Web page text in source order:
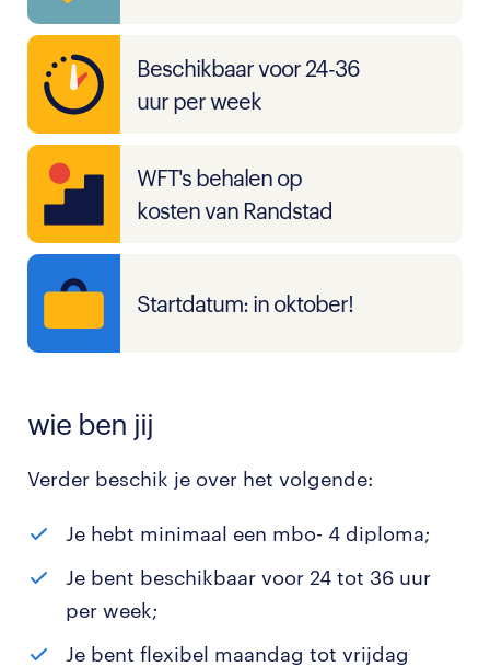
Beschikbaar voor 24-36
uur per week
WFT's behalen op
kosten van Randstad
Startdatum: in oktober!
wie ben jij
Verder beschik je over het volgende:
Je hebt minimaal een mbo- 4 diploma;
Je bent beschikbaar voor 24 tot 36 uur
per week;
Je bent flexibel maandag tot vrijdag